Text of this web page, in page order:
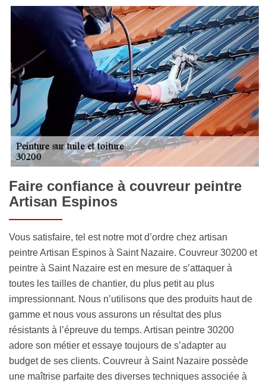
Faire confiance à couvreur peintre
Artisan Espinos
Vous satisfaire, tel est notre mot d’ordre chez artisan
peintre Artisan Espinos à Saint Nazaire. Couvreur 30200 et
peintre à Saint Nazaire est en mesure de s’attaquer à
toutes les tailles de chantier, du plus petit au plus
impressionnant. Nous n’utilisons que des produits haut de
gamme et nous vous assurons un résultat des plus
résistants à l’épreuve du temps. Artisan peintre 30200
adore son métier et essaye toujours de s’adapter au
budget de ses clients. Couvreur à Saint Nazaire possède
une maîtrise parfaite des diverses techniques associée à